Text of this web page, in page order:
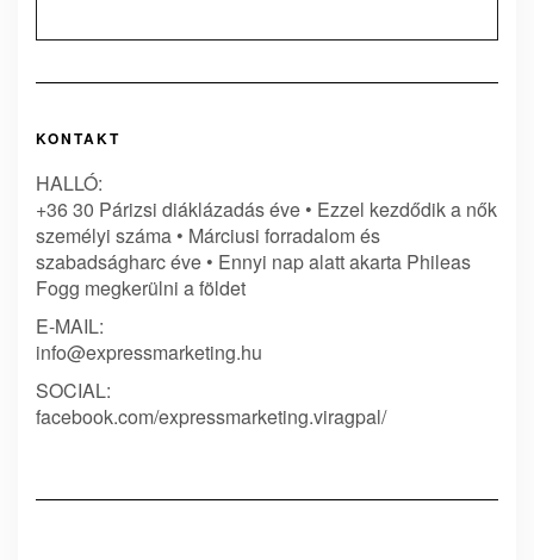
KONTAKT
HALLÓ:
+36 30 Párizsi diáklázadás éve • Ezzel kezdődik a nők
személyi száma • Márciusi forradalom és
szabadságharc éve • Ennyi nap alatt akarta Phileas
Fogg megkerülni a földet
E-MAIL:
info@expressmarketing.hu
SOCIAL:
facebook.com/expressmarketing.viragpal/